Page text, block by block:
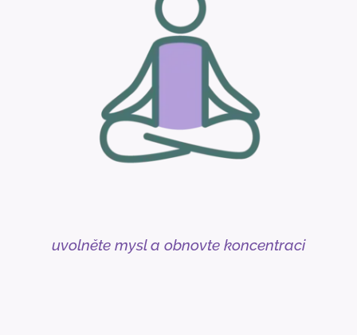
uvolněte mysl a obnovte koncentraci